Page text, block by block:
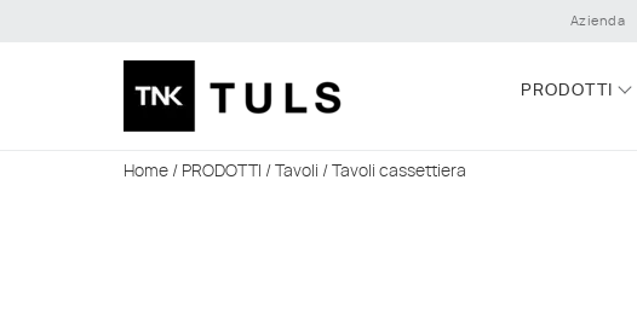
Azienda
PRODOTTI
Home / PRODOTTI / Tavoli / Tavoli cassettiera